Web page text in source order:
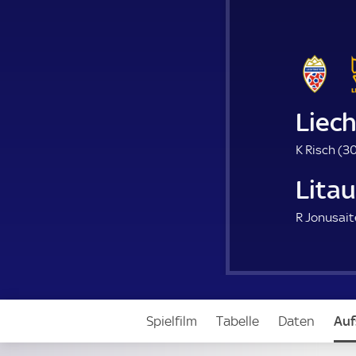
K Risch (
R
Spielfilm Tabelle Daten